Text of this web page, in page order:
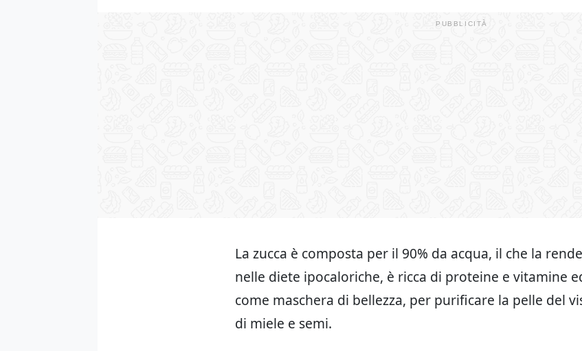
La zucca è composta per il 90% da acqua, il che la
nelle diete ipocaloriche, è ricca di proteine e vitamine
come maschera di bellezza, per purificare la pelle del
di miele e semi.